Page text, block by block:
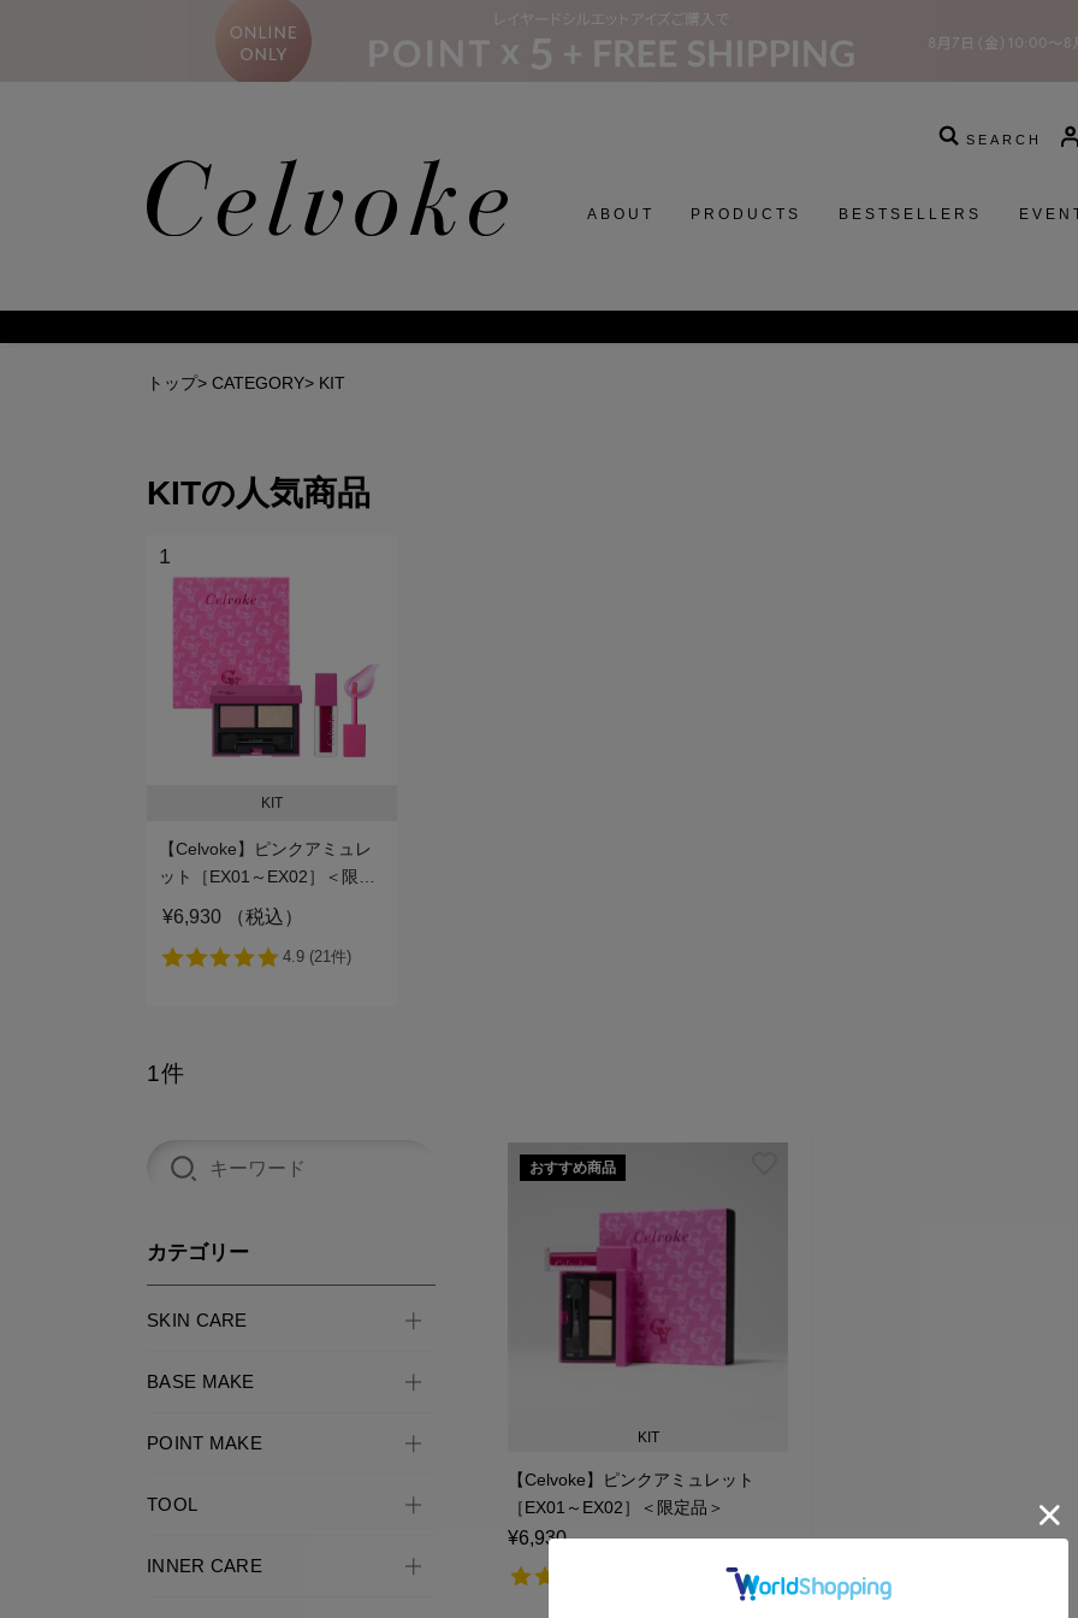
SEARCH
ABOUT PRODUCTS BESTSELLERS
トップ> CATEGORY> KIT
KITの人気商品
1
KIT
【Celvoke】ピンクアミュレ
ット［EX01～EX02］＜限定
¥6,930 （税込）
1件
カテゴリー
SKIN CARE
BASE MAKE
POINT MAKE
TOOL
INNER CARE
おすすめ商品
KIT
【Celvoke】ピンクアミュレット
［EX01～EX02］＜限定品＞
¥6,930